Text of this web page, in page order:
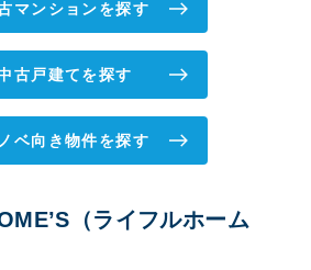
マンションを探す
古戸建てを探す
ベ向き物件を探す
（ライフルホーム